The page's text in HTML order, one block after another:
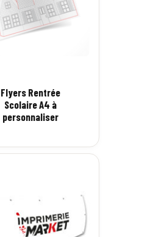
Flyers Rentrée
Scolaire A4 à
personnaliser